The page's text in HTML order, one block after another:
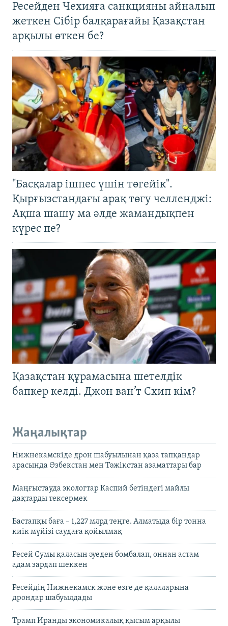
Ресейден Чехияға санкцияны айналып
жеткен Сібір балқарағайы Қазақстан
арқылы өткен бе?
"Басқалар ішпес үшін төгейік".
Қырғызстандағы арақ төгу челленджі:
Ақша шашу ма әлде жамандықпен
күрес пе?
Қазақстан құрамасына шетелдік
бапкер келді. Джон ван’т Схип кім?
Жаңалықтар
Нижнекамскіде дрон шабуылынан қаза тапқандар
арасында Өзбекстан мен Тәжікстан азаматтары бар
Маңғыстауда экологтар Каспий бетіндегі майлы
дақтарды тексермек
Бастапқы баға – 1,227 млрд теңге. Алматыда бір тонна
киік мүйізі саудаға қойылмақ
Ресей Сумы қаласын әуеден бомбалап, оннан астам
адам зардап шеккен
Ресейдің Нижнекамск және өзге де қалаларына
дрондар шабуылдады
Трамп Иранды экономикалық қысым арқылы